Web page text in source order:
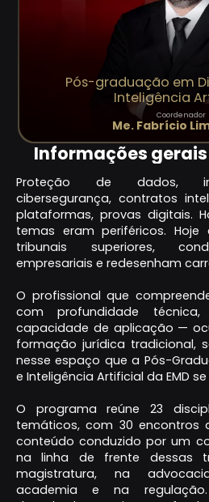
Pós-graduação em
Inteligência
Coordenador
Me. Fabrício
Informações
Proteção de dados,
cibersegurança, contratos
plataformas, provas digitais.
temas eram periféricos. Hoje
tribunais superiores,
empresariais e redesenham
O profissional que
com profundidade
capacidade de aplicação —
formação jurídica tradicional,
nesse espaço que a Pós-
e Inteligência Artificial da EMD
O programa reúne 23
temáticos, com 30 encontros
conteúdo conduzido por um
na linha de frente dessas
magistratura, na
academia e na